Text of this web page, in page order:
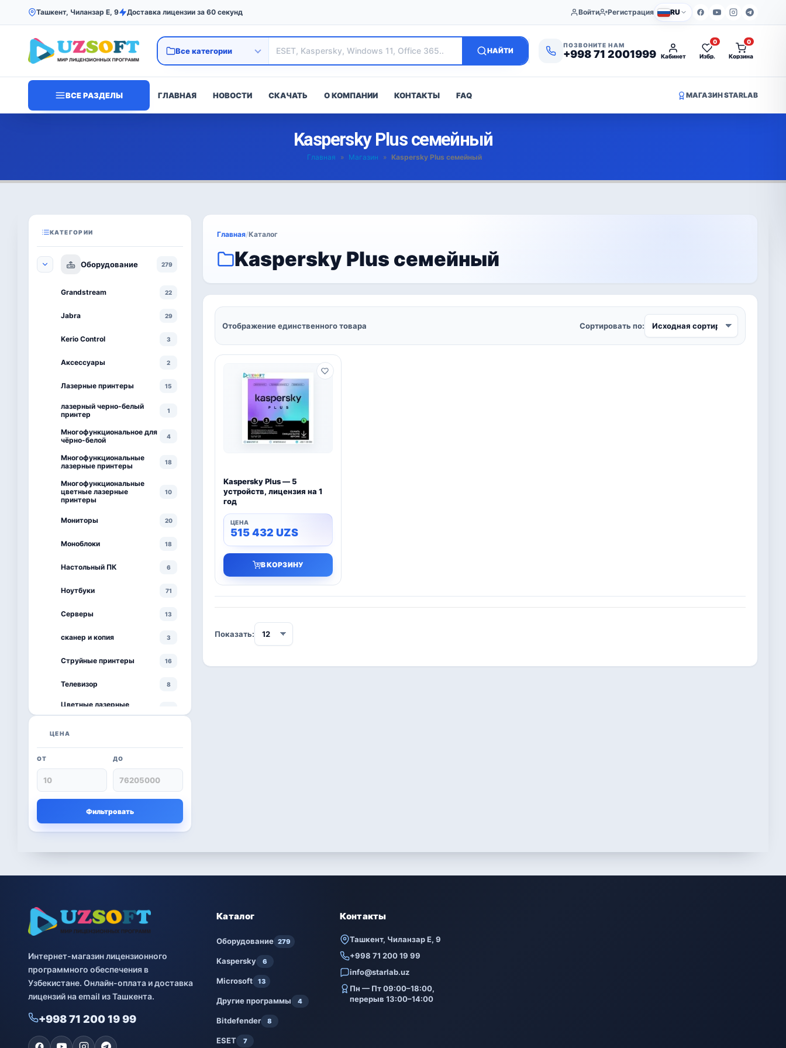
Ташкент, Чиланзар Е, 9 Доставка лицензии за 60 секунд Войти Регистрация RU
НАЙТИ
ПОЗВОНИТЕ НАМ
+998 71 2001999 Кабинет Избр.
0
Корзина
0
ВСЕ РАЗДЕЛЫ ГЛАВНАЯ НОВОСТИ СКАЧАТЬ О КОМПАНИИ КОНТАКТЫ FAQ МАГАЗИН STARLAB
Kaspersky Plus семейный
Главная » Магазин » Kaspersky Plus семейный
КАТЕГОРИИ
Оборудование 279
Grandstream 22
Jabra 29
Kerio Control 3
Аксессуары 2
Лазерные принтеры 15
лазерный черно-белый
принтер
1
Многофункциональное для
чёрно-белой
4
Многофункциональные
лазерные принтеры
18
Многофункциональные
цветные лазерные
принтеры
10
Мониторы 20
Моноблоки 18
Настольный ПК 6
Ноутбуки 71
Серверы 13
сканер и копия 3
Струйные принтеры 16
Телевизор 8
Цветные лазерные
принтеры
черно-белый принтер
Kaspersky
Microsoft
Другие программы
ESET 7
PRO32
Dr.Web 4
Jivo 3
IVI
ЦЕНА
ОТ ДО
Фильтровать
Главная/Каталог
Kaspersky Plus семейный
Отображение единственного товара Сортировать по:
Kaspersky Plus — 5
устройств, лицензия на 1
год
515 432 UZS
В КОРЗИНУ
Показать:
Интернет-магазин лицензионного
программного обеспечения в
Узбекистане. Онлайн-оплата и доставка
лицензий на email из Ташкента.
+998 71 200 19 99
Каталог
Оборудование 279
Kaspersky 6
Microsoft 13
Другие программы 4
Bitdefender 8
ESET 7
Контакты
Ташкент, Чиланзар Е, 9
+998 71 200 19 99
info@starlab.uz
Пн — Пт 09:00–18:00,
перерыв 13:00–14:00